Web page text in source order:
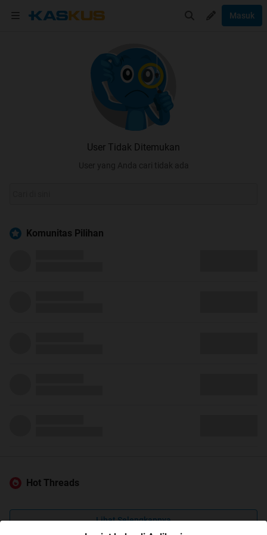
Masuk
User Tidak Ditemukan
User yang Anda cari tidak ada
Komunitas Pilihan
Hot Threads
Lihat Selengkapnya